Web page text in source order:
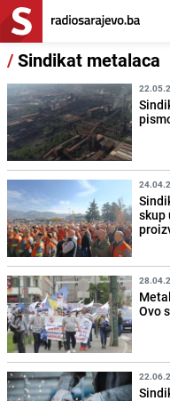
/Sindikat metalaca
skup
Ovo